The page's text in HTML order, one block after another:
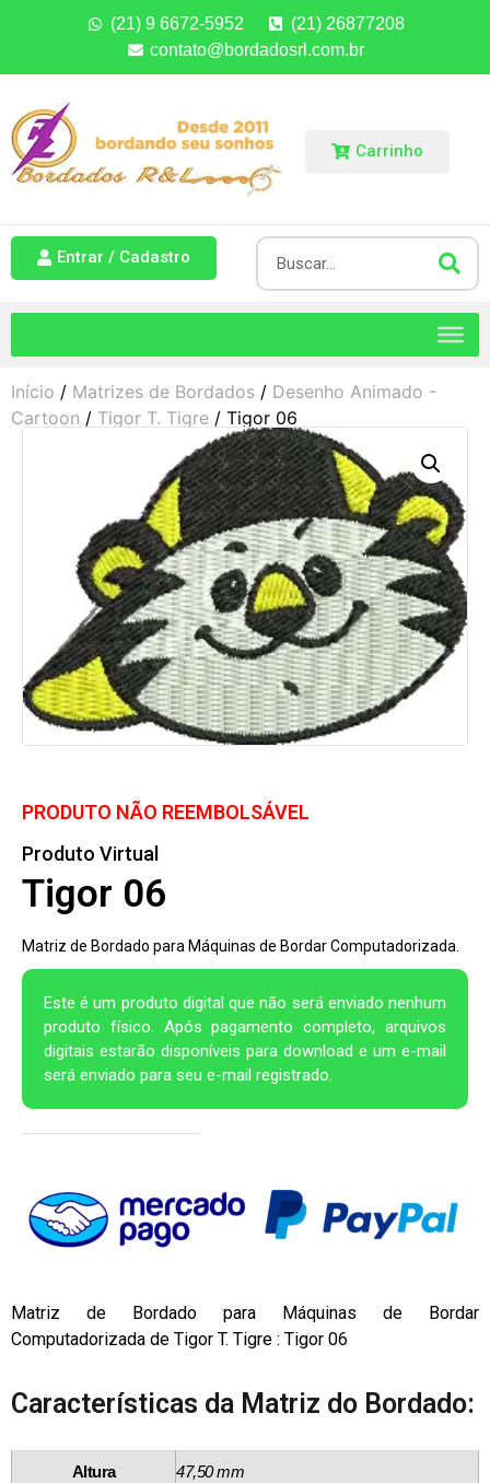
(21) 9 6672-5952
(21) 26877208
contato@bordadosrl.com.br
Carrinho
Entrar / Cadastro
Início / Matrizes de Bordados / Desenho Animado -
Cartoon / Tigor T. Tigre / Tigor 06
PRODUTO NÃO REEMBOLSÁVEL
Produto Virtual
Tigor 06
Matriz de Bordado para Máquinas de Bordar Computadorizada.
Este é um produto digital que não será enviado nenhum
produto físico. Após pagamento completo, arquivos
digitais estarão disponíveis para download e um e-mail
será enviado para seu e-mail registrado.
Matriz de Bordado para Máquinas de Bordar
Computadorizada de Tigor T. Tigre : Tigor 06
Características da Matriz do Bordado:
Altura 47,50 mm